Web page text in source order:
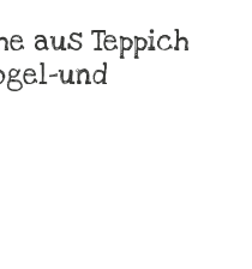
aus Teppich
und